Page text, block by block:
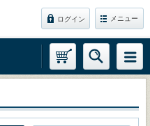
ログイン メニュー